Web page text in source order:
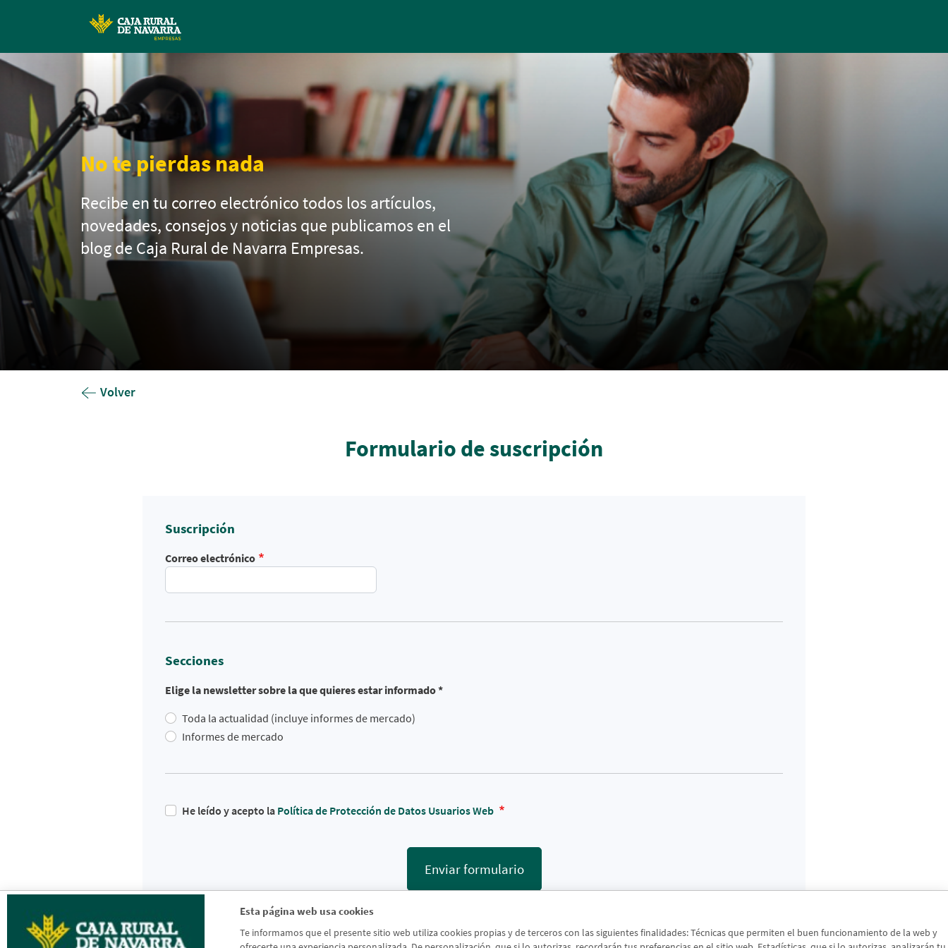
Esta página web usa cookies
Te informamos que el presente sitio web utiliza cookies propias y de terceros con las siguientes finalidades: Técnicas que permiten el buen funcionamiento de la web y
No te pierdas nada
Recibe en tu correo electrónico todos los artículos,
novedades, consejos y noticias que publicamos en el
blog de Caja Rural de Navarra Empresas.
Volver
Formulario de suscripción
Suscripción
Correo electrónico
Secciones
Elige la newsletter sobre la que quieres estar informado *
Toda la actualidad (incluye informes de mercado)
Informes de mercado
He leído y acepto la Política de Protección de Datos Usuarios Web
Enviar formulario